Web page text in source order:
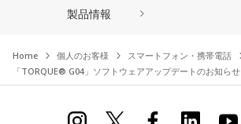
製品情報
Home 個人のお客様 スマートフォン・携帯電話
「TORQUE® G04」ソフトウェアアップデートのお知らせ